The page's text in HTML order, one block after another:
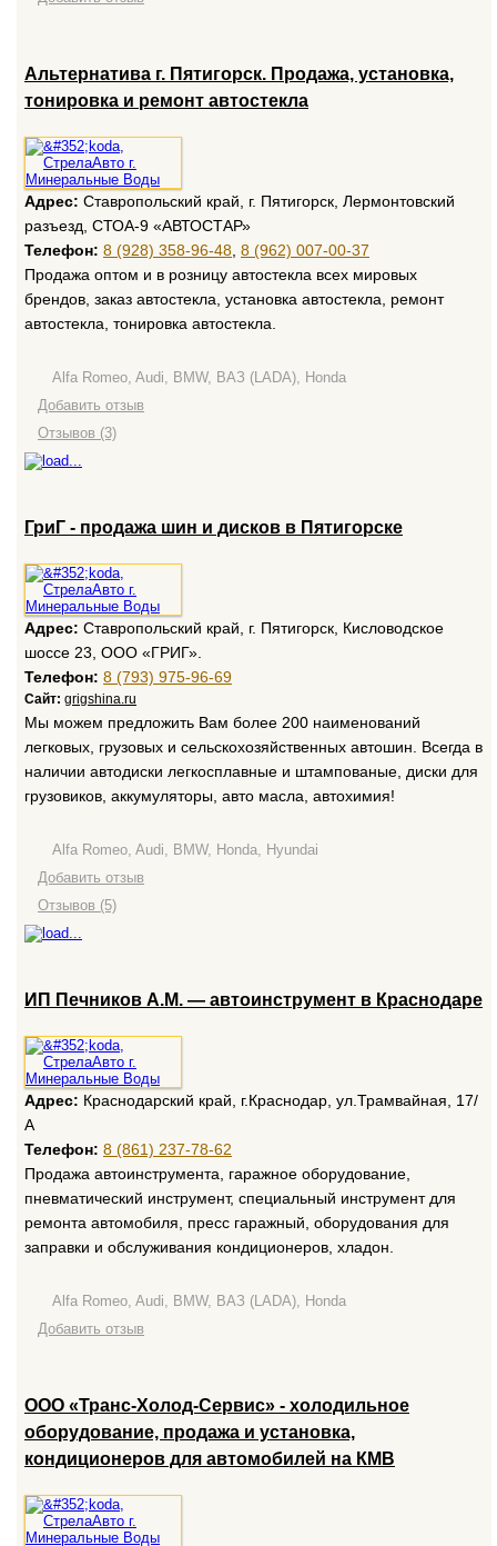
Альтернатива г. Пятигорск. Продажа, установка,
тонировка и ремонт автостекла
Адрес: Ставропольский край, г. Пятигорск, Лермонтовский
разъезд, СТОА-9 «АВТОСТАР»
Телефон: 8 (928) 358-96-48 8 (962) 007-00-37
Продажа оптом и в розницу автостекла всех мировых
брендов, заказ автостекла, установка автостекла, ремонт
автостекла, тонировка автостекла.
Alfa Romeo, Audi, BMW, ВАЗ (LADA), Honda
Добавить отзыв
Отзывов (3)
ГриГ - продажа шин и дисков в Пятигорске
Адрес: Ставропольский край, г. Пятигорск, Кисловодское
шоссе 23, ООО «ГРИГ».
Телефон: 8 (793) 975-96-69
Сайт: grigshina.ru
Мы можем предложить Вам более 200 наименований
легковых, грузовых и сельскохозяйственных автошин. Всегда в
наличии автодиски легкосплавные и штампованые, диски для
грузовиков, аккумуляторы, авто масла, автохимия!
Alfa Romeo, Audi, BMW, Honda, Hyundai
Добавить отзыв
Отзывов (5)
ИП Печников А.М. — автоинструмент в Краснодаре
Адрес: Краснодарский край, г.Краснодар, ул.Трамвайная, 17/
А
Телефон: 8 (861) 237-78-62
Продажа автоинструмента, гаражное оборудование,
пневматический инструмент, специальный инструмент для
ремонта автомобиля, пресс гаражный, оборудования для
заправки и обслуживания кондиционеров, хладон.
Alfa Romeo, Audi, BMW, ВАЗ (LADA), Honda
Добавить отзыв
ООО «Транс-Холод-Сервис» - холодильное
оборудование, продажа и установка,
кондиционеров для автомобилей на КМВ